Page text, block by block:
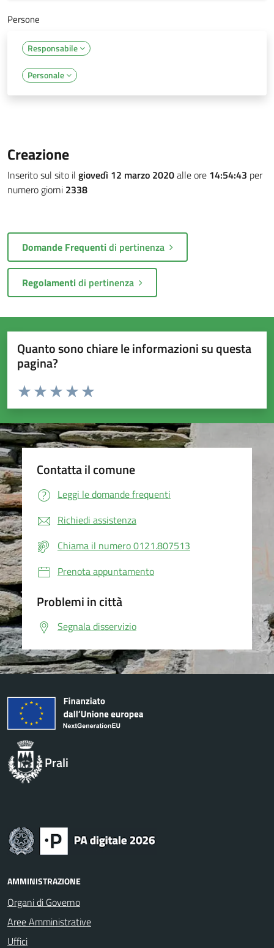
Persone
Responsabile
Personale
Creazione
Inserito sul sito il giovedì 12 marzo 2020alle ore 14:54:43 per
numero giorni 2338
Domande Frequentidi pertinenza
Regolamentidi pertinenza
Quanto sono chiare le informazioni su questa
pagina?
Valuta da 1 a 5 stelle la pagina
Valuta 5 stelle su 5
Valuta 4 stelle su 5
Valuta 3 stelle su 5
Valuta 2 stelle su 5
Valuta 1 stelle su 5
Contatta il comune
Leggi le domande frequenti
Richiedi assistenza
Chiama il numero 0121.807513
Prenota appuntamento
Problemi in città
Segnala disservizio
Prali
AMMINISTRAZIONE
Organi di Governo
Aree Amministrative
Uffici